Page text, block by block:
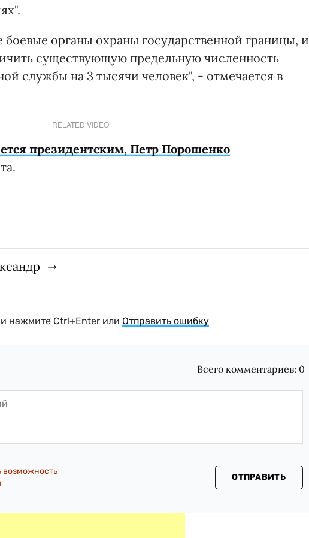
органы охраны государственной границы, и
существующую предельную численность
службы на 3 тысячи человек", - отмечается в
RELATED VIDEO
президентским, Петр Порошенко
нажмите Ctrl+Enter или Отправить ошибку
Всего комментариев: 0
возможность
ОТПРАВИТЬ